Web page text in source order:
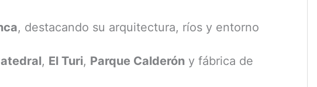
, destacando su arquitectura, ríos y entorno
, El Turi, Parque Calderón y fábrica de